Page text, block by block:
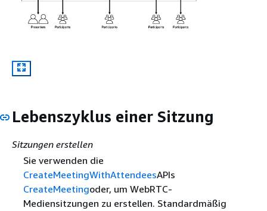
Lebenszyklus einer Sitzung
Sitzungen erstellen
Sie verwenden die
CreateMeetingWithAttendeesAPIs
CreateMeetingoder, um WebRTC-
Mediensitzungen zu erstellen. Standardmäßig